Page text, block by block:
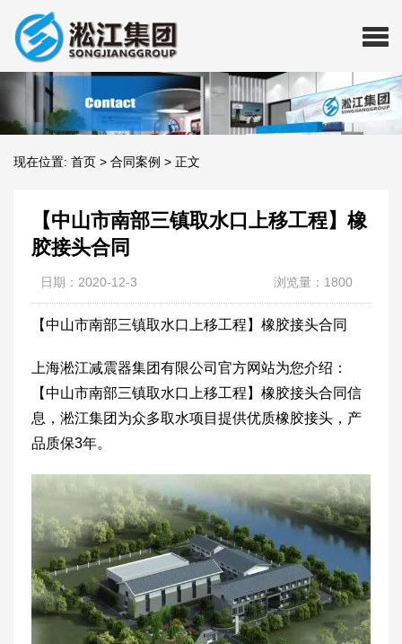
现在位置: 首页 > 合同案例 > 正文
【中山市南部三镇取水口上移工程】橡
胶接头合同
日期：2020-12-3 浏览量：1800
【中山市南部三镇取水口上移工程】橡胶接头合同
上海淞江减震器集团有限公司官方网站为您介绍：
【中山市南部三镇取水口上移工程】橡胶接头合同信
息，淞江集团为众多取水项目提供优质橡胶接头，产
品质保3年。